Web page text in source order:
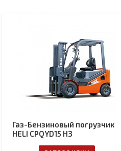
Газ-Бензиновый погрузчик
HELI CPQYD15 H3